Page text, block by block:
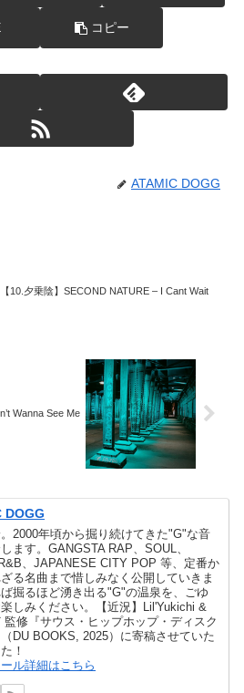
コピー
ATAMIC DOGG
【10.夕乗陰】SECOND NATURE – I Cant Wait
Wanna See Me
DOGG
2000年頃から掘り続けてきた"G"な音
ます。GANGSTA RAP、SOUL、
、JAPANESE CITY POP 等、定番か
る名曲まで惜しみなく公開していきま
掘るほど湧き出る"G"の温泉を、ごゆ
しみください。【近況】Lil'Yukichi &
監修『サウス・ヒップホップ・ディスク
DU BOOKS, 2025）に寄稿させていた
！
ル詳細はこちら